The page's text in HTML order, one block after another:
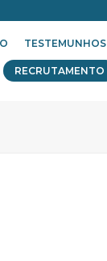
TESTEMUNHOS
RECRUTAMENTO